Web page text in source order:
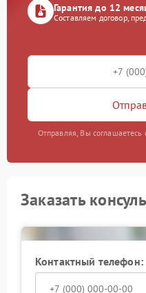
Гарантия до 12
Составляем договор,
Отправляя, Вы
Заказать
Контактный телефон: